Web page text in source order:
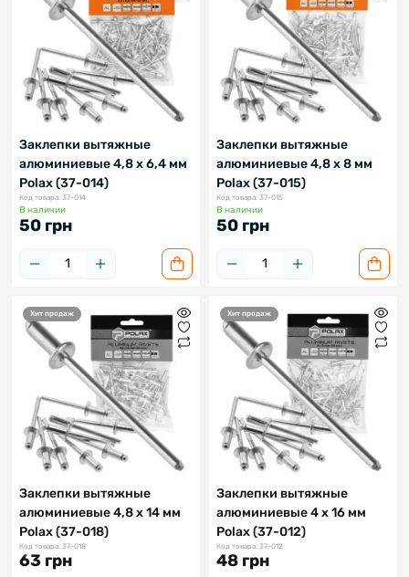
Заклепки вытяжные
алюминиевые 4,8 х 6,4 мм
Polax (37-014)
Код товара: 37-014
В наличии
50 грн
Заклепки вытяжные
алюминиевые 4,8 х 8 мм
Polax (37-015)
Код товара: 37-015
В наличии
50 грн
Хит продаж
Заклепки вытяжные
алюминиевые 4,8 х 14 мм
Polax (37-018)
Код товара: 37-018
63 грн
Хит продаж
Заклепки вытяжные
алюминиевые 4 х 16 мм
Polax (37-012)
Код товара: 37-012
48 грн